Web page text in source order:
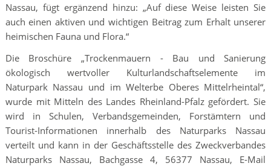
Nassau, fügt ergänzend hinzu: „Auf diese Weise leisten Sie
auch einen aktiven und wichtigen Beitrag zum Erhalt unserer
heimischen Fauna und Flora.“
Die Broschüre „Trockenmauern - Bau und Sanierung
ökologisch wertvoller Kulturlandschaftselemente im
Naturpark Nassau und im Welterbe Oberes Mittelrheintal“,
wurde mit Mitteln des Landes Rheinland-Pfalz gefördert. Sie
wird in Schulen, Verbandsgemeinden, Forstämtern und
Tourist-Informationen innerhalb des Naturparks Nassau
verteilt und kann in der Geschäftsstelle des Zweckverbandes
Naturparks Nassau, Bachgasse 4, 56377 Nassau, E-Mail